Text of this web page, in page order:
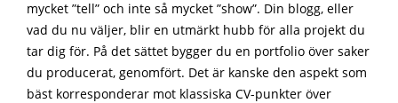
mycket ”tell” och inte så mycket ”show”. Din blogg, eller
vad du nu väljer, blir en utmärkt hubb för alla projekt du
tar dig för. På det sättet bygger du en portfolio över saker
du producerat, genomfört. Det är kanske den aspekt som
bäst korresponderar mot klassiska CV-punkter över